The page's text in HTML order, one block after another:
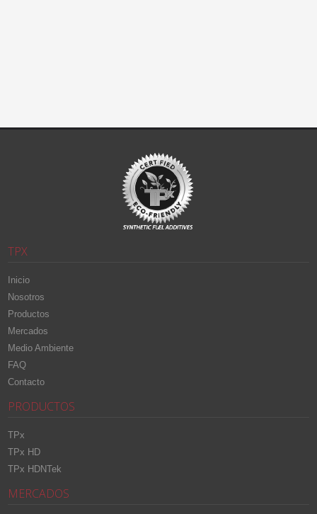
TPX
Inicio
Nosotros
Productos
Mercados
Medio Ambiente
FAQ
Contacto
PRODUCTOS
TPx
TPx HD
TPx HDNTek
MERCADOS